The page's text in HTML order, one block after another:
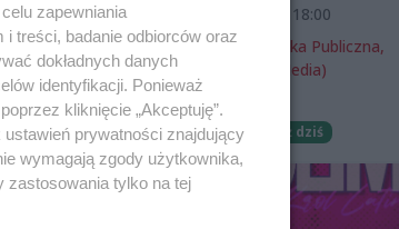
galerii
dom baton
fajnej
tworzyć
aka JJ.
. Założył
7 sierpnia 2026, 18:00
Miejska Biblioteka Publiczna,
filia nr 54 (ProMedia)
Wernisaże
Darmowe
Już dziś
zapewniania
treści, badanie odbiorców oraz
dokładnych danych
identyfikacji. Ponieważ
kliknięcie „Akceptuję”.
prywatności znajdujący
wymagają zgody użytkownika,
zastosowania tylko na tej